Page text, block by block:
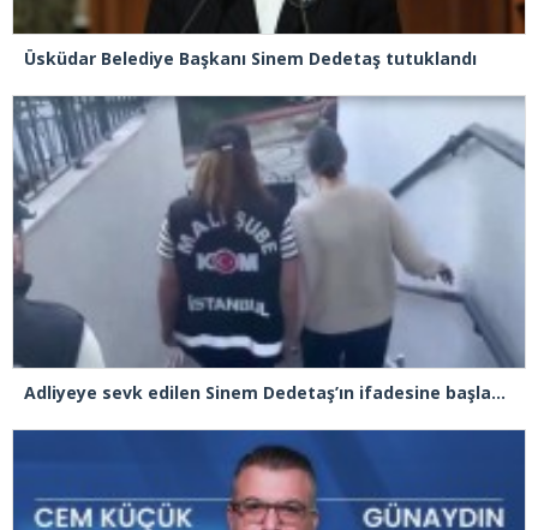
Üsküdar Belediye Başkanı Sinem Dedetaş tutuklandı
Adliyeye sevk edilen Sinem Dedetaş’ın ifadesine başlandı